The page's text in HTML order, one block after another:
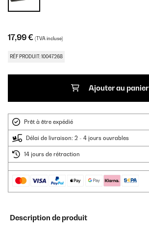
17,99 € (TVA incluse)
RÉF PRODUIT: 10047268
Ajouter au panier
Prêt à être expédié
Délai de livraison: 2 - 4 jours ouvrables
14 jours de rétraction
Description de produit